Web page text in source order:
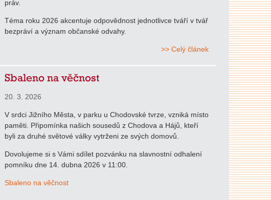
práv.
Téma roku 2026 akcentuje odpovědnost jednotlivce tváří v tvář
bezpráví a význam občanské odvahy.
>> Celý článek
Sbaleno na věčnost
20. 3. 2026
V srdci Jižního Města, v parku u Chodovské tvrze, vzniká místo
paměti. Připomínka našich sousedů z Chodova a Hájů, kteří
byli za druhé světové války vytrženi ze svých domovů.
Dovolujeme si s Vámi sdílet pozvánku na slavnostní odhalení
pomníku dne 14. dubna 2026 v 11:00.
Sbaleno na věčnost